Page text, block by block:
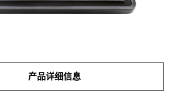
产品详细信息